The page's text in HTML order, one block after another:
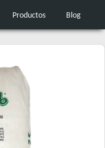
Productos Blog